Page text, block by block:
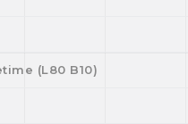
(L80 B10)